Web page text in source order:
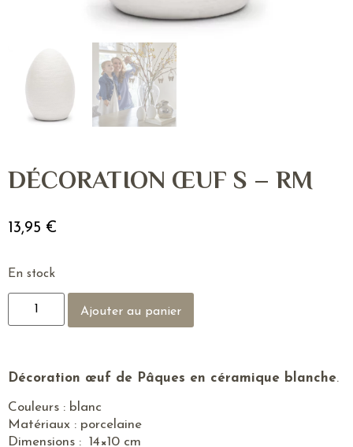
DÉCORATION ŒUF S – RM
13,95 €
En stock
Ajouter au panier
Décoration œuf de Pâques en céramique blanche.
Couleurs : blanc
Matériaux : porcelaine
Dimensions : 14×10 cm